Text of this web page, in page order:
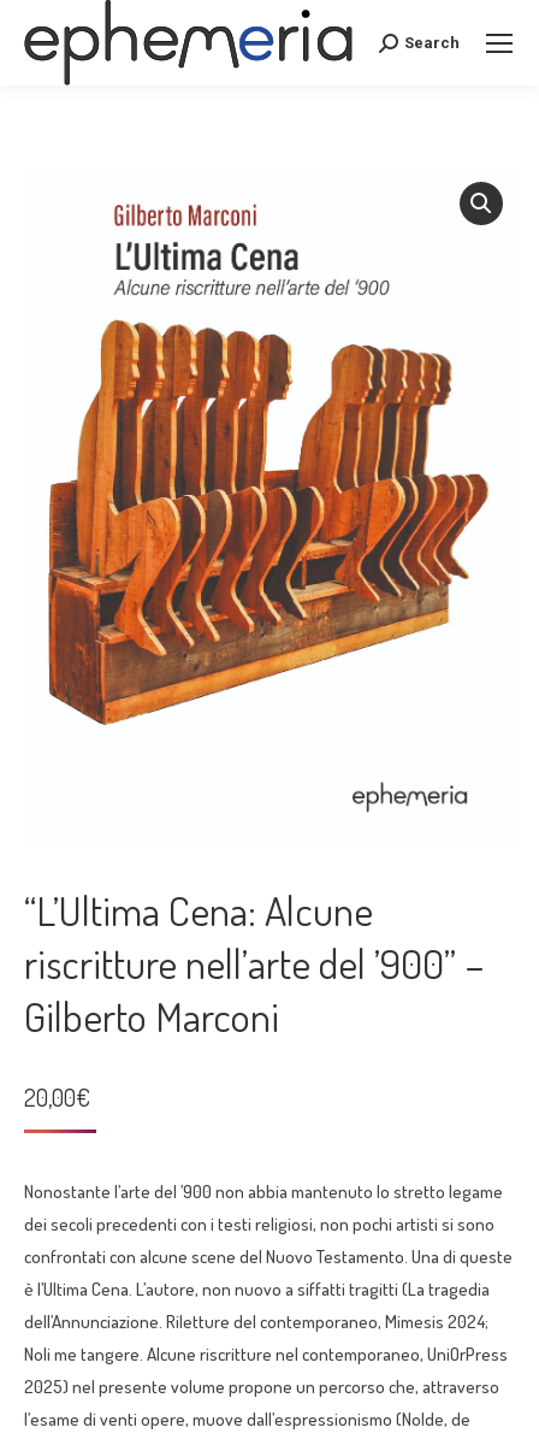
Search:Search
“L’Ultima Cena: Alcune
riscritture nell’arte del ’900” –
Gilberto Marconi
20,00€
Nonostante l’arte del ’900 non abbia mantenuto lo stretto legame
dei secoli precedenti con i testi religiosi, non pochi artisti si sono
confrontati con alcune scene del Nuovo Testamento. Una di queste
è l’Ultima Cena. L’autore, non nuovo a siffatti tragitti (La tragedia
dell’Annunciazione. Riletture del contemporaneo, Mimesis 2024;
Noli me tangere. Alcune riscritture nel contemporaneo, UniOrPress
2025) nel presente volume propone un percorso che, attraverso
l’esame di venti opere, muove dall’espressionismo (Nolde, de